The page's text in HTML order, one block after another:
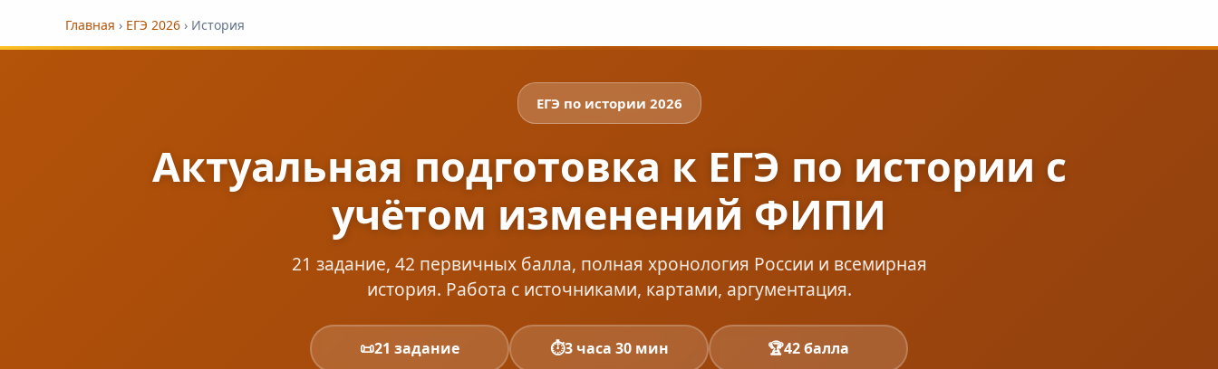
Главная › ЕГЭ 2026 › История
ЕГЭ по истории 2026
Актуальная подготовка к ЕГЭ по истории с
учётом изменений ФИПИ
21 задание, 42 первичных балла, полная хронология России и всемирная
история. Работа с источниками, картами, аргументация.
📜21 задание ⏱️3 часа 30 мин 🏆42 балла